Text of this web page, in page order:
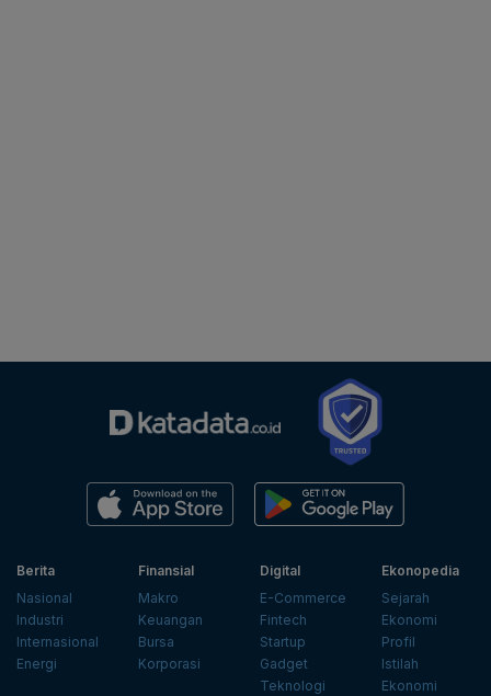
Berita
Nasional
Industri
Internasional
Energi
Finansial
Makro
Keuangan
Bursa
Korporasi
Digital
E-Commerce
Fintech
Startup
Gadget
Teknologi
Ekonopedia
Sejarah
Ekonomi
Profil
Istilah
Ekonomi